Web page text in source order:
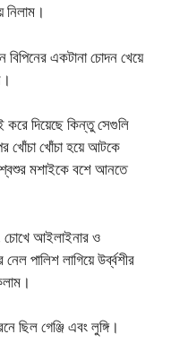
একটানা চোদন খেয়ে
করে দিয়েছে কিন্তু সেগুলি
খোঁচা খোঁচা হয়ে আটকে
মশাইকে বশে আনতে
চোখে আইলাইনার ও
পালিশ লাগিয়ে উর্ব্বশীর
ছিল গেঞ্জি এবং লুঙ্গি।